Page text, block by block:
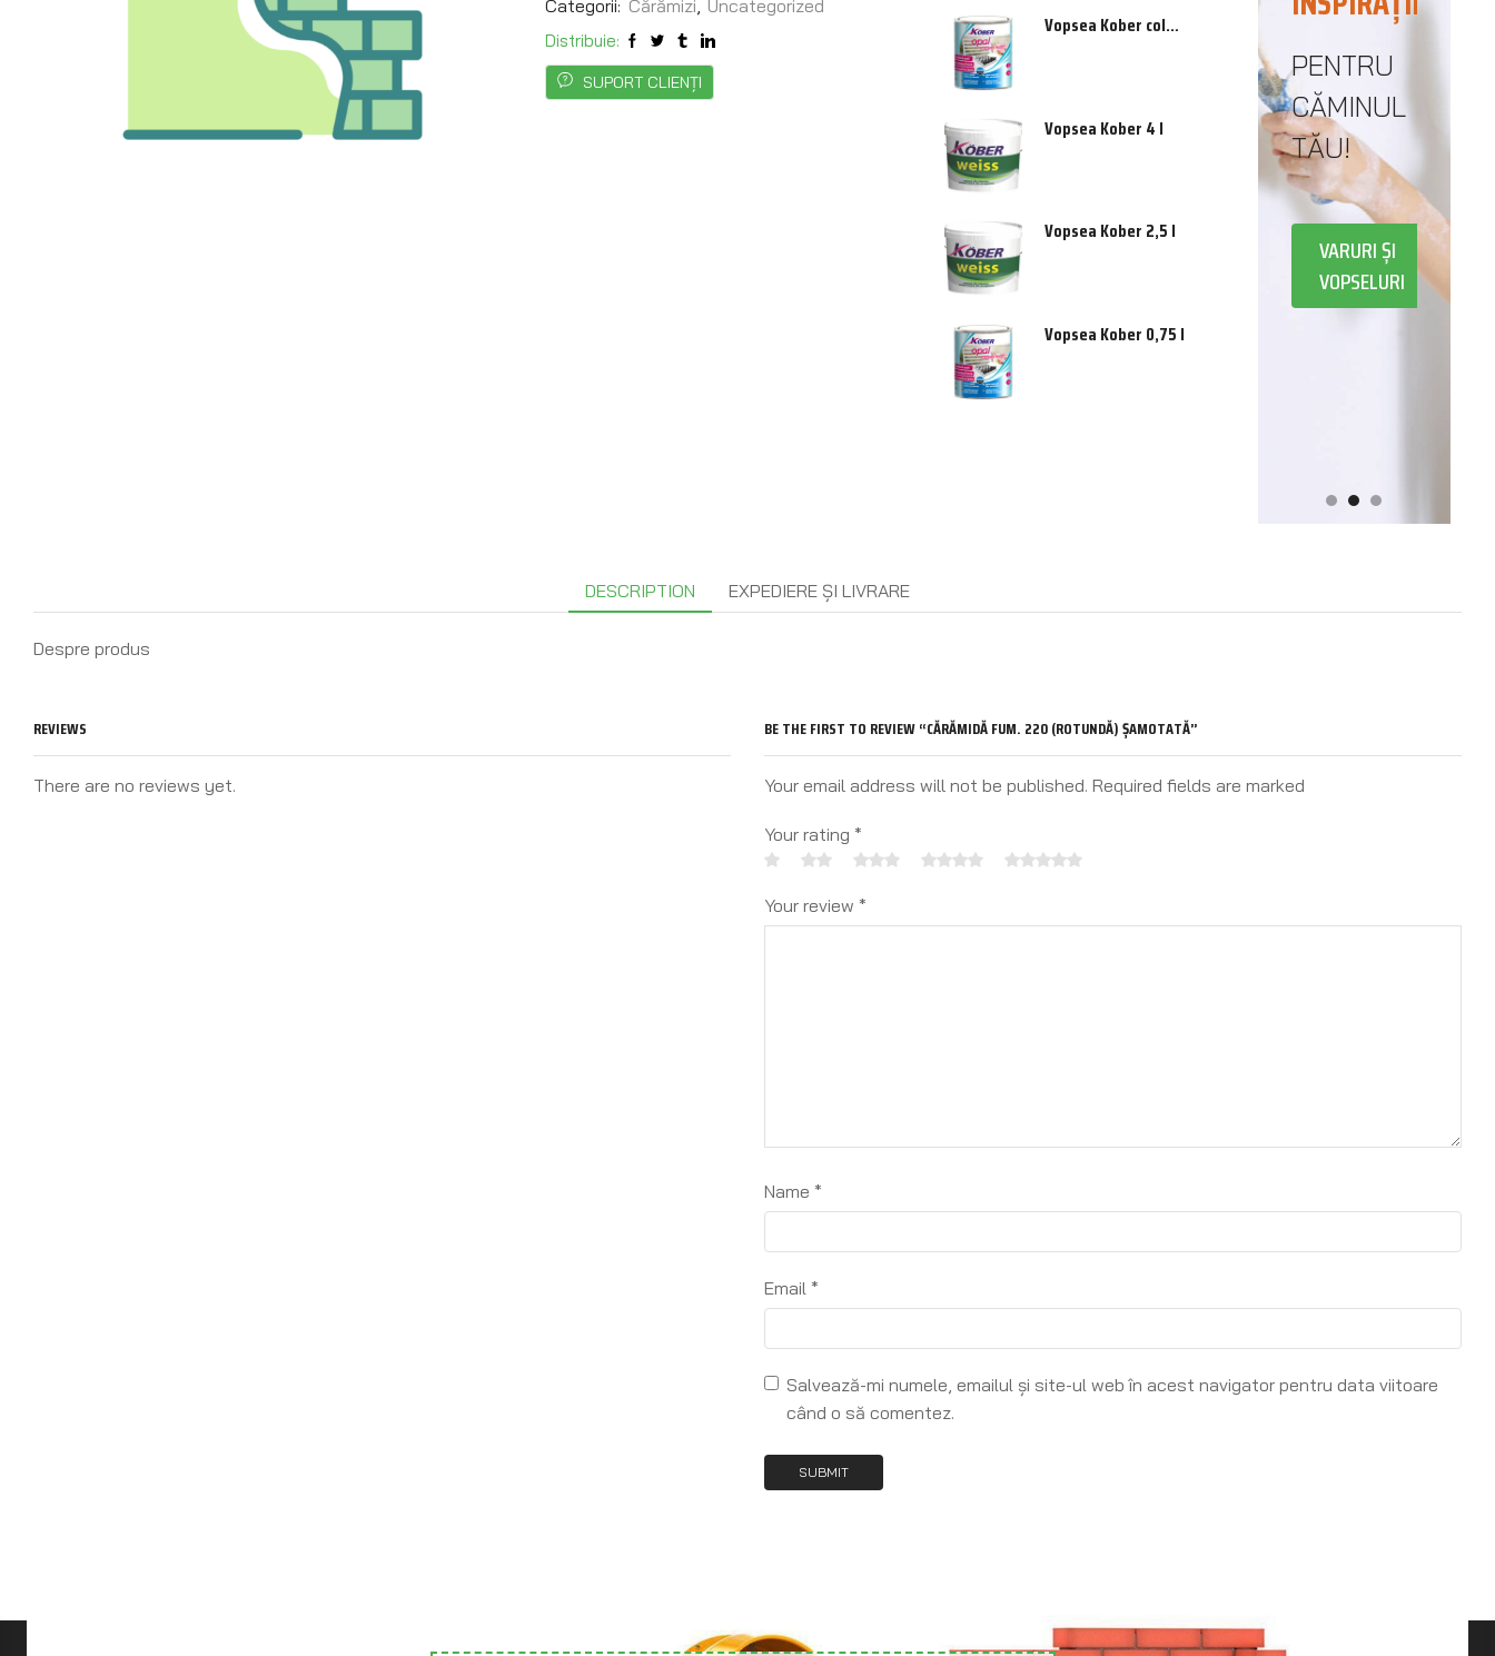
Categorii: Cărămizi Uncategorized
Distribuie:
SUPORT CLIENȚI
Vopsea Kober color 0,75 l
Vopsea Kober 4 l
Vopsea Kober 2,5 l
Vopsea Kober 0,75 l
PROTEJAREA
LOCUINȚEI
DE
EXTERNI
TIGLĂ
METALICĂ
DE LA
PENTRU
CĂMINUL
TĂU!
VARURI ȘI
VOPSELURI
DESCRIPTION EXPEDIERE ȘI LIVRARE
Despre produs
REVIEWS
There are no reviews yet.
BE THE FIRST TO REVIEW “CĂRĂMIDĂ FUM. 220 (ROTUNDĂ) ȘAMOTATĂ”
Your email address will not be published. Required fields are marked
Your rating *
Your review *
Name *
Email *
Salvează-mi numele, emailul și site-ul web în acest navigator pentru data viitoare
când o să comentez.